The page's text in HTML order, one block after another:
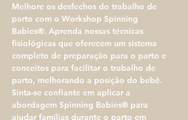
Melhore os desfechos do trabalho de
parto com o Workshop Spinning
Babies®. Aprenda nossas técnicas
fisiológicas que oferecem um sistema
completo de preparação para o parto e
conceitos para facilitar o trabalho de
parto, melhorando a posição do bebê.
Sinta-se confiante em aplicar a
abordagem Spinning Babies® para
ajudar famílias durante o parto em